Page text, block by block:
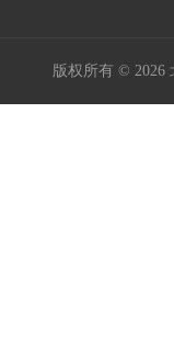
版权所有 ©